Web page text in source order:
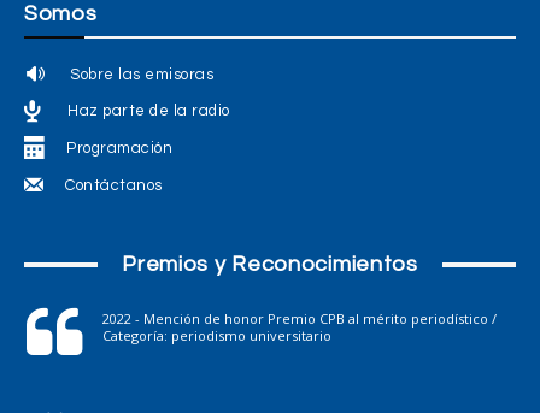
Somos
Sobre las emisoras
Haz parte de la radio
Programación
Contáctanos
Premios y Reconocimientos
2022 - Mención de honor Premio CPB al mérito periodístico /
Categoría: periodismo universitario